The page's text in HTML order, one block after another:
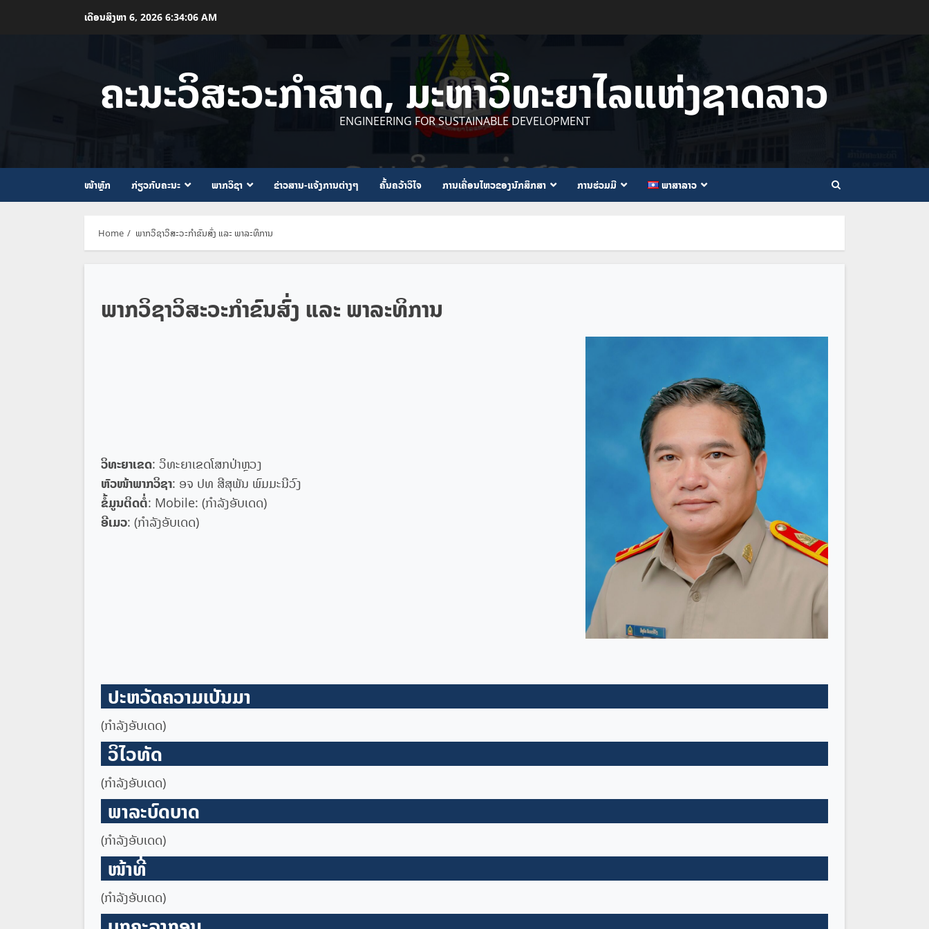
ເດືອນສິງຫາ 6, 2026 6:34:07 AM
ຄະນະວິສະວະກຳສາດ, ມະຫາວິທະຍາໄລແຫ່ງຊາດລາວ
ENGINEERING FOR SUSTAINABLE DEVELOPMENT
ໜ້າຫຼັກ ກ່ຽວກັບຄະນະ ພາກວິຊາ ຂ່າວສານ-ແຈ້ງການຕ່າງໆ ຄົ້ນຄວ້າວິໄຈ ການເຄື່ອນໄຫວຂອງນັກສຶກສາ ການຮ່ວມມື ພາສາລາວ
Home ພາກວິຊາວິສະວະກຳຂົນສົ່ງ ແລະ ພາລະທິການ
ພາກວິຊາວິສະວະກຳຂົນສົ່ງ ແລະ ພາລະທິການ
ວິທະຍາເຂດ: ວິທະຍາເຂດໂສກປ່າຫຼວງ
ຫົວໜ້າພາກວິຊາ: ອຈ ປທ ສີສຸພັນ ພົມມະນີວົງ
ຂໍ້ມູນຕິດຕໍ່: Mobile: (ກໍາລັງອັບເດດ)
ອີເມວ: (ກໍາລັງອັບເດດ)
ປະຫວັດຄວາມເປັນມາ
(ກໍາລັງອັບເດດ)
ວິໄວທັດ
(ກໍາລັງອັບເດດ)
ພາລະບົດບາດ
(ກໍາລັງອັບເດດ)
ໜ້າທີ່
(ກໍາລັງອັບເດດ)